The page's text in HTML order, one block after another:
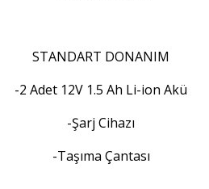
STANDART DONANIM
-2 Adet 12V 1.5 Ah Li-ion Akü
-Şarj Cihazı
-Taşıma Çantası